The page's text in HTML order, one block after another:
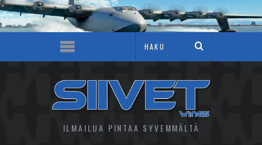
ILMAILUA PINTAA SYVEMMÄLTÄ